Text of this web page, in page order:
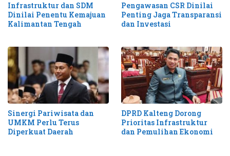
Infrastruktur dan SDM
Dinilai Penentu Kemajuan
Kalimantan Tengah
Pengawasan CSR Dinilai
Penting Jaga Transparansi
dan Investasi
Sinergi Pariwisata dan
UMKM Perlu Terus
Diperkuat Daerah
DPRD Kalteng Dorong
Prioritas Infrastruktur
dan Pemulihan Ekonomi